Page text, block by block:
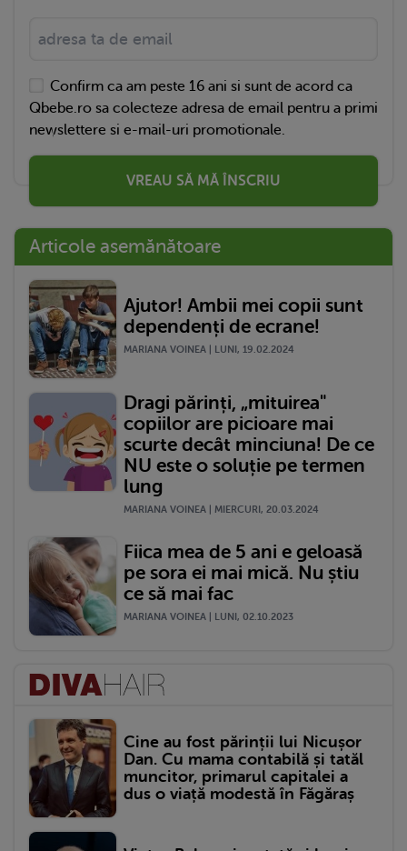
Confirm ca am peste 16 ani si sunt de acord ca
Qbebe.ro sa colecteze adresa de email pentru a primi
newslettere si e-mail-uri promotionale.
VREAU SĂ MĂ ÎNSCRIU
Articole asemănătoare
Ajutor! Ambii mei copii sunt
dependenți de ecrane!
MARIANA VOINEA | LUNI, 19.02.2024
Dragi părinți, „mituirea"
copiilor are picioare mai
scurte decât minciuna! De ce
NU este o soluție pe termen
lung
MARIANA VOINEA | MIERCURI, 20.03.2024
Fiica mea de 5 ani e geloasă
pe sora ei mai mică. Nu știu
ce să mai fac
MARIANA VOINEA | LUNI, 02.10.2023
Cine au fost părinții lui Nicușor
Dan. Cu mama contabilă și tatăl
muncitor, primarul capitalei a
dus o viață modestă în Făgăraș